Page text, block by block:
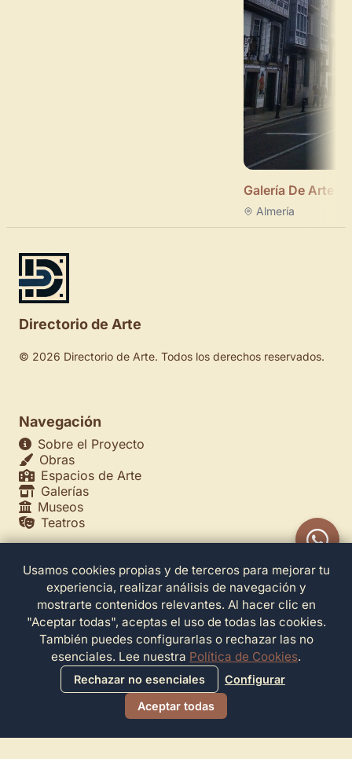
Galería De Arte
Almería
Directorio de Arte
© 2026 Directorio de Arte. Todos los derechos reservados.
Navegación
Sobre el Proyecto
Obras
Espacios de Arte
Galerías
Museos
Teatros
Legales
Política de Privacidad
Política de Cookies
Configuración de Cookies
Términos de Servicio
Contacto
Usamos cookies propias y de terceros para mejorar tu
experiencia, realizar análisis de navegación y
mostrarte contenidos relevantes. Al hacer clic en
"Aceptar todas", aceptas el uso de todas las cookies.
También puedes configurarlas o rechazar las no
esenciales. Lee nuestra Política de Cookies.
Rechazar no esenciales
Configurar
Aceptar todas